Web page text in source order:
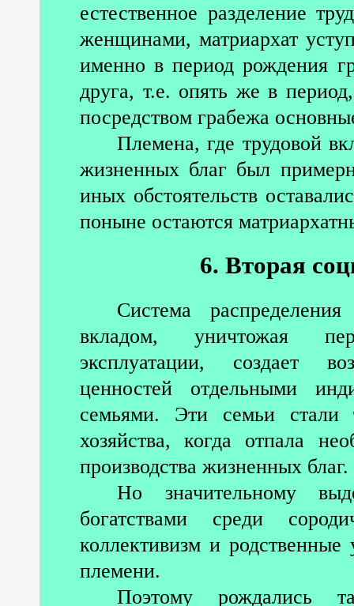
естественное разделение
женщинами, матриархат
именно в период рождения
друга, т.е. опять же в
посредством грабежа
Племена, где трудовой
жизненных благ был
иных обстоятельств
поныне остаются
6. Вторая
Система
вкладом, уничтожая
эксплуатации, создает
ценностей отдельными
семьями. Эти семьи стали
хозяйства, когда отпала
производства жизненных благ.
Но значительному
богатствами среди
коллективизм и
племени.
Поэтому рождались